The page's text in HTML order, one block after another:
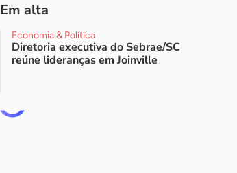
Em alta
Economia & Política
Diretoria executiva do Sebrae/SC
reúne lideranças em Joinville